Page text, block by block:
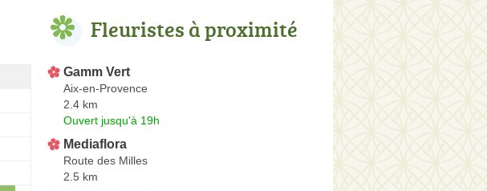
Fleuristes à proximité
Gamm Vert
Aix-en-Provence
2.4 km
Ouvert jusqu'à 19h
Mediaflora
Route des Milles
2.5 km